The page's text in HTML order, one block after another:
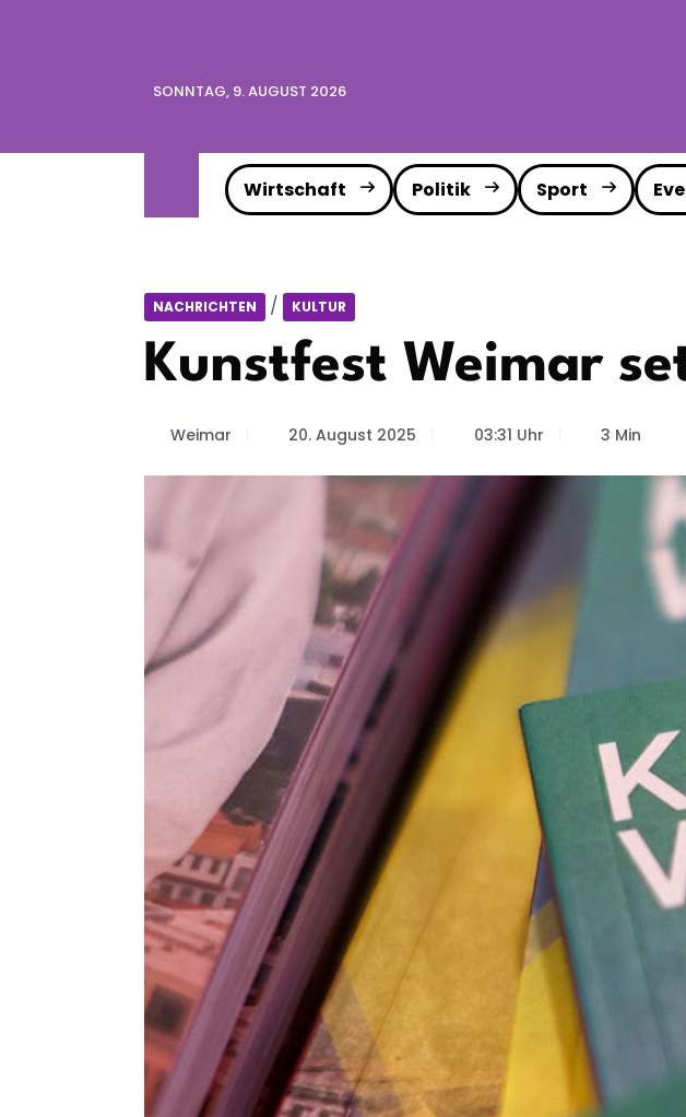
SONNTAG, 9. AUGUST 2026
Wirtschaft Politik Sport
NACHRICHTEN / KULTUR
Kunstfest Weimar
Weimar 20. August 2025 03:31 Uhr 3 Min